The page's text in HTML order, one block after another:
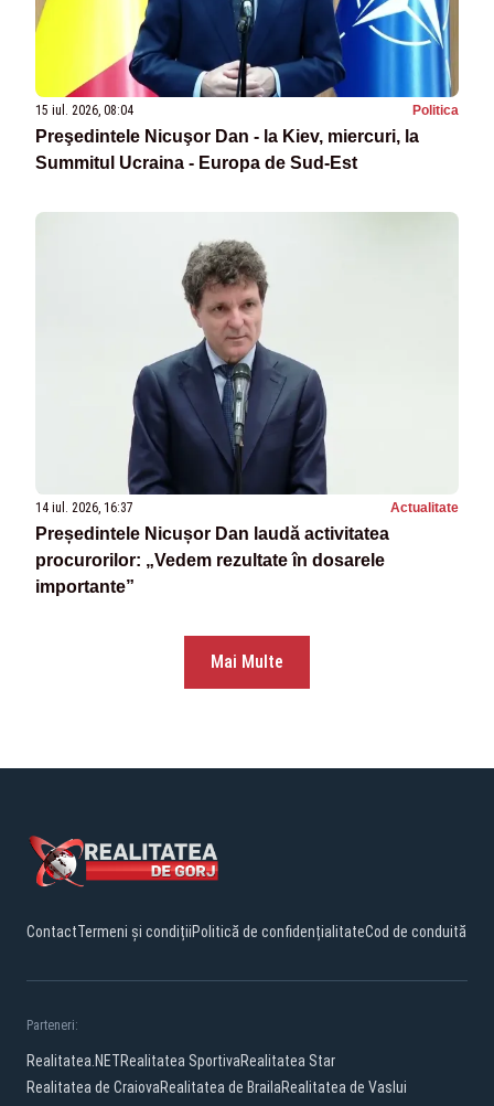
15 iul. 2026, 08:04 Politica
Preşedintele Nicuşor Dan - la Kiev, miercuri, la
Summitul Ucraina - Europa de Sud-Est
14 iul. 2026, 16:37 Actualitate
Președintele Nicușor Dan laudă activitatea
procurorilor: „Vedem rezultate în dosarele
importante”
Mai Multe
ContactTermeni și condițiiPolitică de confidențialitateCod de conduită
Parteneri:
Realitatea.NETRealitatea SportivaRealitatea Star
Realitatea de CraiovaRealitatea de BrailaRealitatea de Vaslui